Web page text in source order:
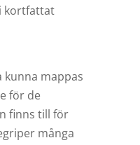
kortfattat
kunna mappas
för de
finns till för
många